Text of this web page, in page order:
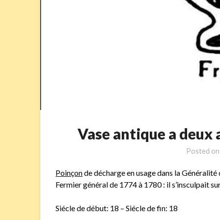
Vase antique a deux
Posted on
Poinçonde décharge en usage dans la
Fermier général de 1774 à 1780 : il s’insculpait
Siécle de début: 18 – Siécle de fin: 18